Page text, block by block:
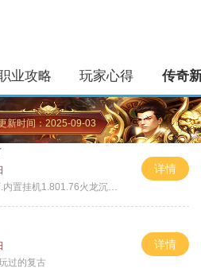
业攻略 玩家心得 传奇
新时间：2025-09-03
置挂机1.801.76火龙沉默微变
详情
过的复古
详情